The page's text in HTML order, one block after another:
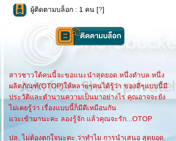
ผู้ติดตามบล็อก : 1 คน [?]
สาวชาวใต้คนนี้จะขอแนะนำสุดยอด หนึ่งตำบล หนึ่ง
ผลิตภัณฑ์(OTOP)ให้หลายๆคนได้รู้ว่า ของดีๆแบบนี้มี
ประวัติและตำนานความเป็นมาอย่างไร คุณอาจจะยัง
ไม่เคยรู้ว่า เรื่องแบบนี้ก็มีดีเหมือนกัน
วะเข้ามานะคะ ลองรู้จัก แล้วคุณจะรัก...OTOP
ปล. ไม่ต้องตกใจนะคะ ว่าทำไม การนำเสนอ สุดยอด